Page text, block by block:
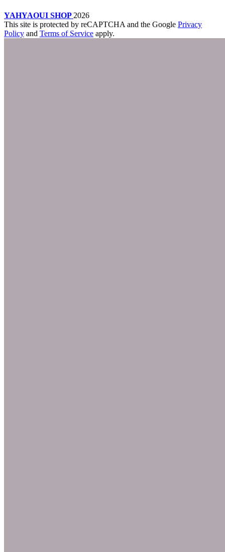
YAHYAOUI SHOP 2026
This site is protected by reCAPTCHA and the Google Privacy
Policy and Terms of Service apply.